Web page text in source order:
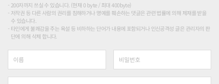
200자까지 쓰실 수 있습니다. (현재 0 byte / 최대 400byte)
저작권 등 다른 사람의 권리를 침해하거나 명예를 훼손하는 댓글은 관련 법률에 의해 제재를 받을
수 있습니다.
타인에게 불쾌감을 주는 욕설 등 비하하는 단어가 내용에 포함되거나 인신공격성 글은 관리자의 판
단에 의해 삭제 합니다.